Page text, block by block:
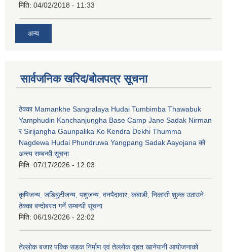
मिति: 04/02/2018 - 11:33
अन्य
सार्वजनिक खरिद/बोलपत्र सूचना
ठेक्का Mamankhe Sangralaya Hudai Tumbimba Thawabuk
Yamphudin Kanchanjungha Base Camp Jane Sadak Nirman
र Sirijangha Gaunpalika Ko Kendra Dekhi Thumma
Nagdewa Hudai Phundruwa Yangpang Sadak Aayojana को
अन्त्य सम्बन्धी सूचना
मिति: 07/17/2026 - 12:03
कृषिजन्य, जडिबुटीजन्य, पशुजन्य, वनपैदावार, कबाडी, निकासी शुल्क उठाउने
ठेक्का बन्दोबस्त गर्ने सम्बन्धी सूचना
मिति: 06/19/2026 - 22:02
तेल्लोक बजार पक्कि सडक निर्माण एवं तेल्लोक वृहत खानेपानी आयोजनाको